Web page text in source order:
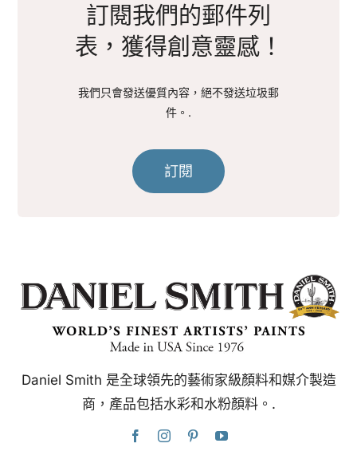
訂閱我們的郵件列
表，獲得創意靈感！
我們只會發送優質內容，絕不發送垃圾郵
件。.
訂閱
Daniel Smith 是全球領先的藝術家級顏料和媒介製造
商，產品包括水彩和水粉顏料。.